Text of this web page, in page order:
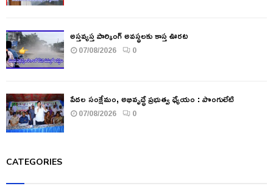
అస్తవ్యస్త పార్కింగ్ అవస్థలకు కాస్త ఊరట
07/08/2026 0
పేదల సంక్షేమం, అభివృద్ధే ప్రభుత్వ ధ్యేయం : పొంగులేటి
07/08/2026 0
CATEGORIES